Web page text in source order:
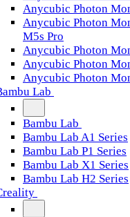
Anycubic Photon
Anycubic Photon
M5s Pro
Anycubic Photon
Anycubic Photon
Anycubic Photon
Lab
Bambu Lab
Bambu Lab A1 Series
Bambu Lab P1 Series
Bambu Lab X1 Series
Bambu Lab H2 Series